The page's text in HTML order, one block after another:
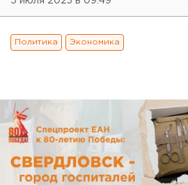
Политика Экономика